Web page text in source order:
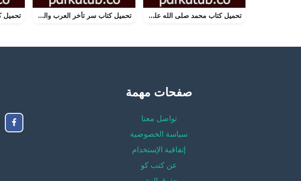
تحميل كتاب محمد صلى الله عليه وسلم – الرسول السياسي PDF تأليف محمد عمارة مجانا [كامل] تحميل كتاب سر تأخر العرب والمسلمين PDF تأليف محمد الغزالي مجانا [كامل]
صفحات مهمة
تواصل معنا
سياسة الخصوصية
إتفاقية الإستخدام
عن كتب كو